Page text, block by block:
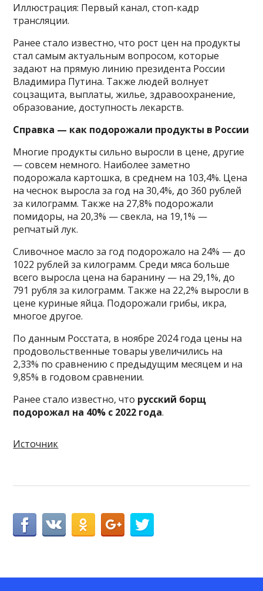
Иллюстрация: Первый канал, стоп-кадр
трансляции.
Ранее стало известно, что рост цен на продукты
стал самым актуальным вопросом, которые
задают на прямую линию президента России
Владимира Путина. Также людей волнует
соцзащита, выплаты, жилье, здравоохранение,
образование, доступность лекарств.
Справка — как подорожали продукты в России
Многие продукты сильно выросли в цене, другие
— совсем немного. Наиболее заметно
подорожала картошка, в среднем на 103,4%. Цена
на чеснок выросла за год на 30,4%, до 360 рублей
за килограмм. Также на 27,8% подорожали
помидоры, на 20,3% — свекла, на 19,1% —
репчатый лук.
Сливочное масло за год подорожало на 24% — до
1022 рублей за килограмм. Среди мяса больше
всего выросла цена на баранину — на 29,1%, до
791 рубля за килограмм. Также на 22,2% выросли в
цене куриные яйца. Подорожали грибы, икра,
многое другое.
По данным Росстата, в ноябре 2024 года цены на
продовольственные товары увеличились на
2,33% по сравнению с предыдущим месяцем и на
9,85% в годовом сравнении.
Ранее стало известно, что русский борщ
подорожал на 40% с 2022 года.
Источник